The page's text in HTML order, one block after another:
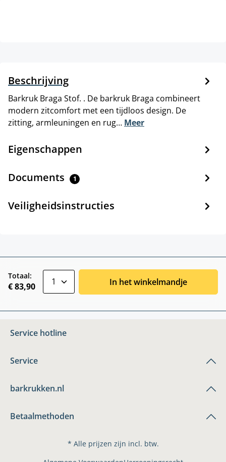
Beschrijving
Barkruk Braga Stof. . De barkruk Braga combineert
modern zitcomfort met een tijdloos design. De
zitting, armleuningen en rug… Meer
Eigenschappen
Documents 1
Veiligheidsinstructies
Totaal:
€ 83,90 In het winkelmandje
Service hotline
Service
barkrukken.nl
Betaalmethoden
* Alle prijzen zijn incl. btw.